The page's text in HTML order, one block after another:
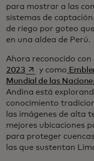
para mostrar a las
sistemas de
de riego por goteo
en una aldea de Perú.
Ahora reconocido con
2023se abre en una
y como
Mundial de las
Andina está
conocimiento
las imágenes de alta
mejores ubicaciones
para proteger
las que sustentan